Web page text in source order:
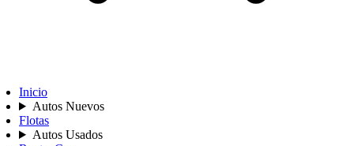
Inicio
Autos Nuevos
Flotas
Autos Usados